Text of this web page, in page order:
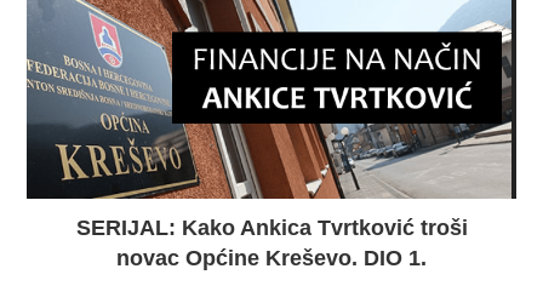
SERIJAL: Kako Ankica Tvrtković troši
novac Općine Kreševo. DIO 1.